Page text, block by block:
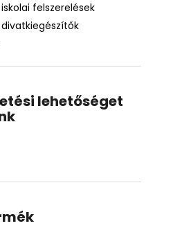
felszerelések
lehetőséget